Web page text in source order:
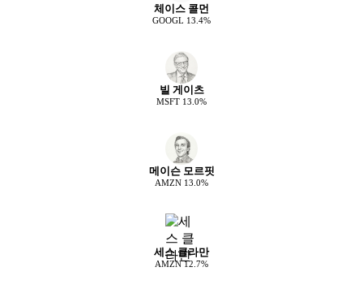
체이스 콜먼
GOOGL 13.4%
빌 게이츠
MSFT 13.0%
메이슨 모르핏
AMZN 13.0%
세스 클라만
AMZN 12.7%